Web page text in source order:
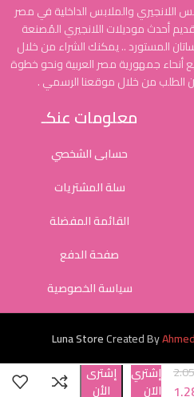
اللانجيري والملابس الداخلية في مصر
نسعى لتقديم أحدث موديلات اللانجيري المُصنعة
المستورد .. يمكنك الشراء من خلال
جميع أنحاء جمهورية مصر العربية ونحو خطوة
الطلب من خلال موقعنا الرسمي .
معلومات عنكـ
حسابى الشخصي
سلة المشتريات
القائمة المفضلة
صفحة الدفع
سياسة الخصوصية
Luna StoreCreated By
إشتري
الاَن
إشترى
الأن